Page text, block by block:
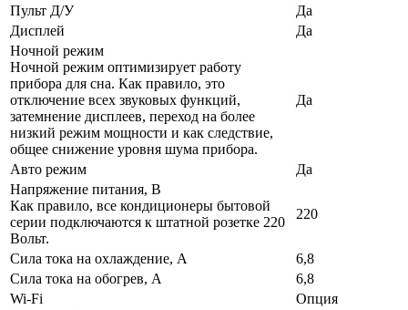
Пульт Д/У
Да
Дисплей
Да
Ночной режим
Ночной режим оптимизирует работу
прибора для сна. Как правило, это
отключение всех звуковых функций,
затемнение дисплеев, переход на более
низкий режим мощности и как следствие,
общее снижение уровня шума прибора.
Да
Авто режим
Да
Напряжение питания, В
Как правило, все кондиционеры бытовой
серии подключаются к штатной розетке 220
Вольт.
220
Сила тока на охлаждение, А
6,8
Сила тока на обогрев, А
6,8
Wi-Fi
Опция